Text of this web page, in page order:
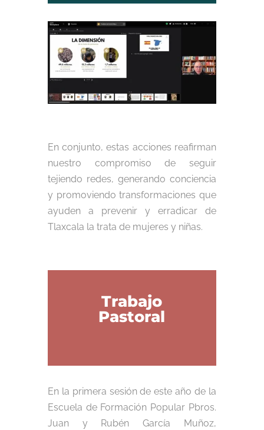
En conjunto, estas acciones reafirman
nuestro compromiso de seguir
tejiendo redes, generando conciencia
y promoviendo transformaciones que
ayuden a prevenir y erradicar de
Tlaxcala la trata de mujeres y niñas.
Trabajo
Pastoral
En la primera sesión de este año de la
Escuela de Formación Popular Pbros.
Juan y Rubén García Muñoz,